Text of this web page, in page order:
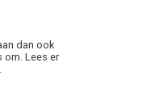
dan ook
om. Lees er